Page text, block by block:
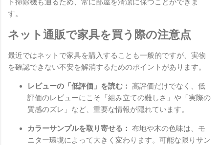
ト掃除機も通るため、常に部屋を清潔に保つことができま
す。
ネット通販で家具を買う際の注意点
最近ではネットで家具を購入することも一般的ですが、実物
を確認できない不安を解消するためのポイントがあります。
レビューの「低評価」を読む： 高評価だけでなく、低
評価のレビューにこそ「組み立ての難しさ」や「実際の
質感のズレ」など、重要な情報が隠れています。
カラーサンプルを取り寄せる： 布地や木の色味は、モ
ニター環境によって大きく変わります。可能な限りサン